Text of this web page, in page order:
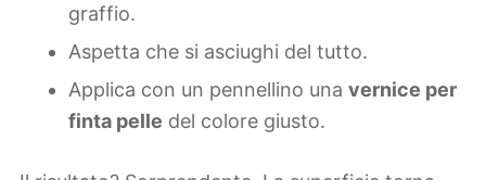
graffio.
Aspetta che si asciughi del tutto.
Applica con un pennellino una vernice per
finta pelle del colore giusto.